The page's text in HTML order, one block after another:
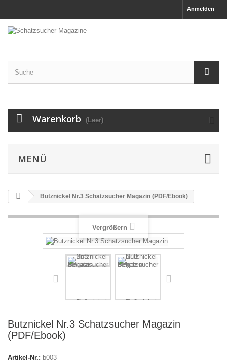
Anmelden
Warenkorb (Leer)
MENÜ
Butznickel Nr.3 Schatzsucher Magazin (PDF/Ebook)
Vergrößern
Butznickel Nr.3 Schatzsucher Magazin
(PDF/Ebook)
Artikel-Nr.: b003